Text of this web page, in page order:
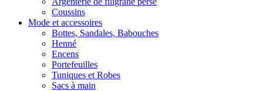
Coussins
Mode et accessoires
Bottes, Sandales, Babouches
Henné
Encens
Portefeuilles
Tuniques et Robes
Sacs à main